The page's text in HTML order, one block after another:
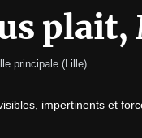
plait,
principale (Lille)
impertinents et